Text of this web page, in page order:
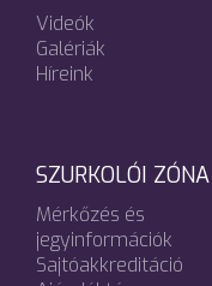
Videók
Galériák
Híreink
SZURKOLÓI ZÓNA
Mérkőzés és
jegyinformációk
Sajtóakkreditáció